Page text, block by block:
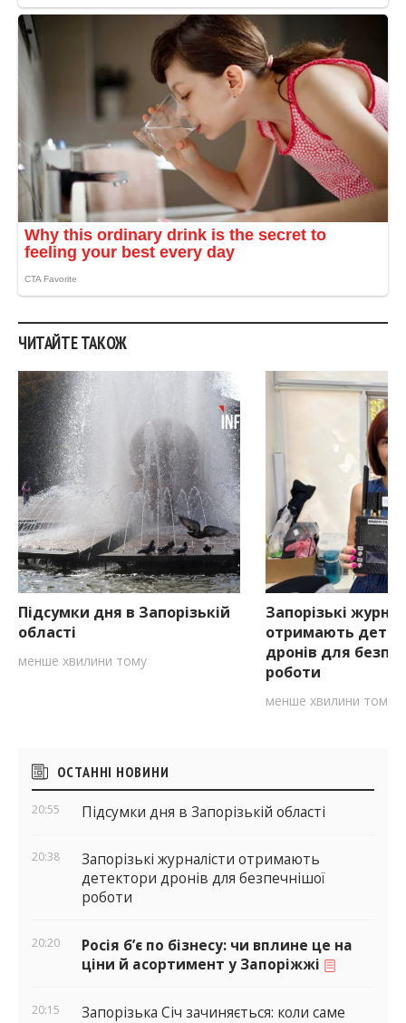
ЧИТАЙТЕ ТАКОЖ
Підсумки дня в Запорізькій
області
менше хвилини тому
Запорізькі
отримають
дронів для
роботи
менше хвилини тому
Бічні
віджети
ОСТАННІ НОВИНИ
20:55 Підсумки дня в Запорізькій області
20:38
Запорізькі журналісти отримають
детектори дронів для безпечнішої
роботи
20:20
Росія б’є по бізнесу: чи вплине це на
ціни й асортимент у Запоріжжі
20:15 Запорізька Січ зачиняється: коли саме